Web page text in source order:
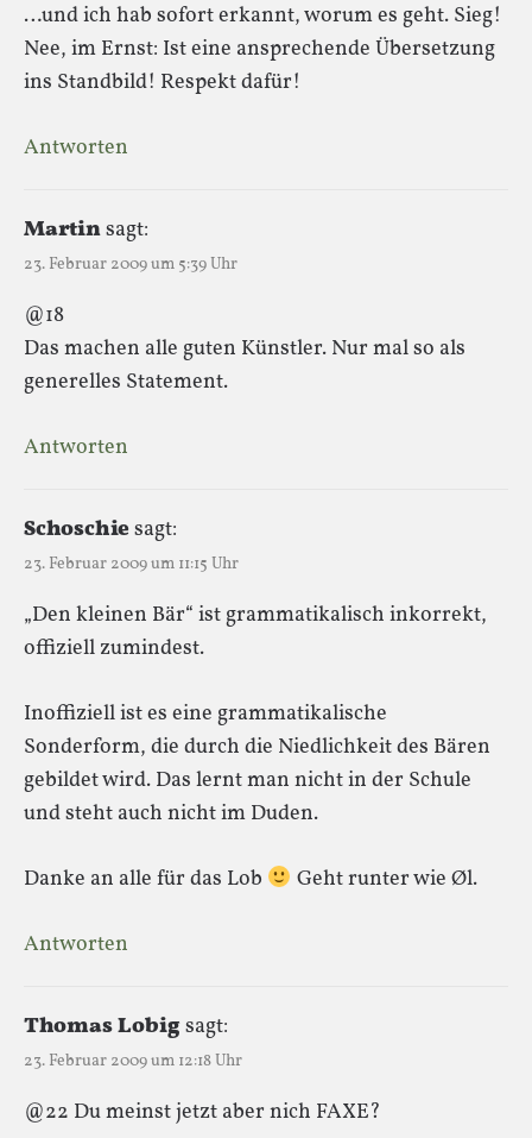
…und ich hab sofort erkannt, worum es geht. Sieg!
Nee, im Ernst: Ist eine ansprechende Übersetzung
ins Standbild! Respekt dafür!
Antworten
Martinsagt:
23. Februar 2009 um 5:39 Uhr
@18
Das machen alle guten Künstler. Nur mal so als
generelles Statement.
Antworten
Schoschiesagt:
23. Februar 2009 um 11:15 Uhr
„Den kleinen Bär“ ist grammatikalisch inkorrekt,
offiziell zumindest.
Inoffiziell ist es eine grammatikalische
Sonderform, die durch die Niedlichkeit des Bären
gebildet wird. Das lernt man nicht in der Schule
und steht auch nicht im Duden.
Danke an alle für das Lob Geht runter wie Øl.
Antworten
Thomas Lobigsagt:
23. Februar 2009 um 12:18 Uhr
@22 Du meinst jetzt aber nich FAXE?